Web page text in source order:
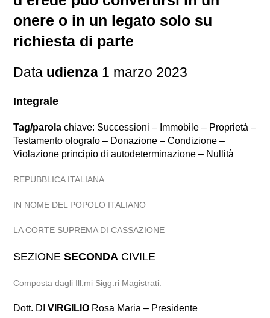
onere o in un legato solo su
richiesta di parte
Data udienza 1 marzo 2023
Integrale
Tag/parola chiave: Successioni – Immobile – Proprietà –
Testamento olografo – Donazione – Condizione –
Violazione principio di autodeterminazione – Nullità
REPUBBLICA ITALIANA
IN NOME DEL POPOLO ITALIANO
LA CORTE SUPREMA DI CASSAZIONE
SEZIONESECONDA CIVILE
Composta dagli Ill.mi Sigg.ri Magistrati:
Dott. DIVIRGILIO Rosa Maria – Presidente